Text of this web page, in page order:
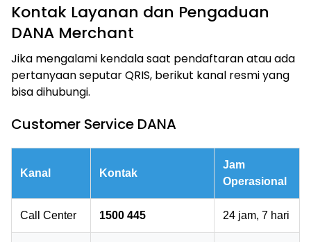
Kontak Layanan dan Pengaduan
DANA Merchant
Jika mengalami kendala saat pendaftaran atau ada
pertanyaan seputar QRIS, berikut kanal resmi yang
bisa dihubungi.
Customer Service DANA
Kanal Kontak
Jam
Operasional
Call Center 1500 445 24 jam, 7 hari